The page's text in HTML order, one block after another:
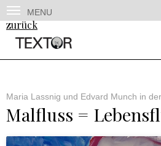
MENU
zurück
Maria Lassnig und Edvard Munch in
Malfluss =